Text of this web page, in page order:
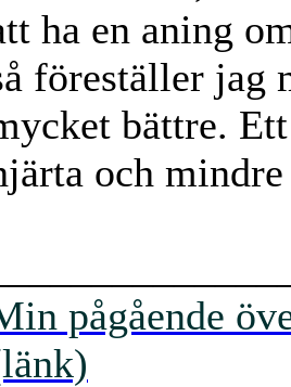
ha en aning
föreställer jag
bättre.
och
pågående